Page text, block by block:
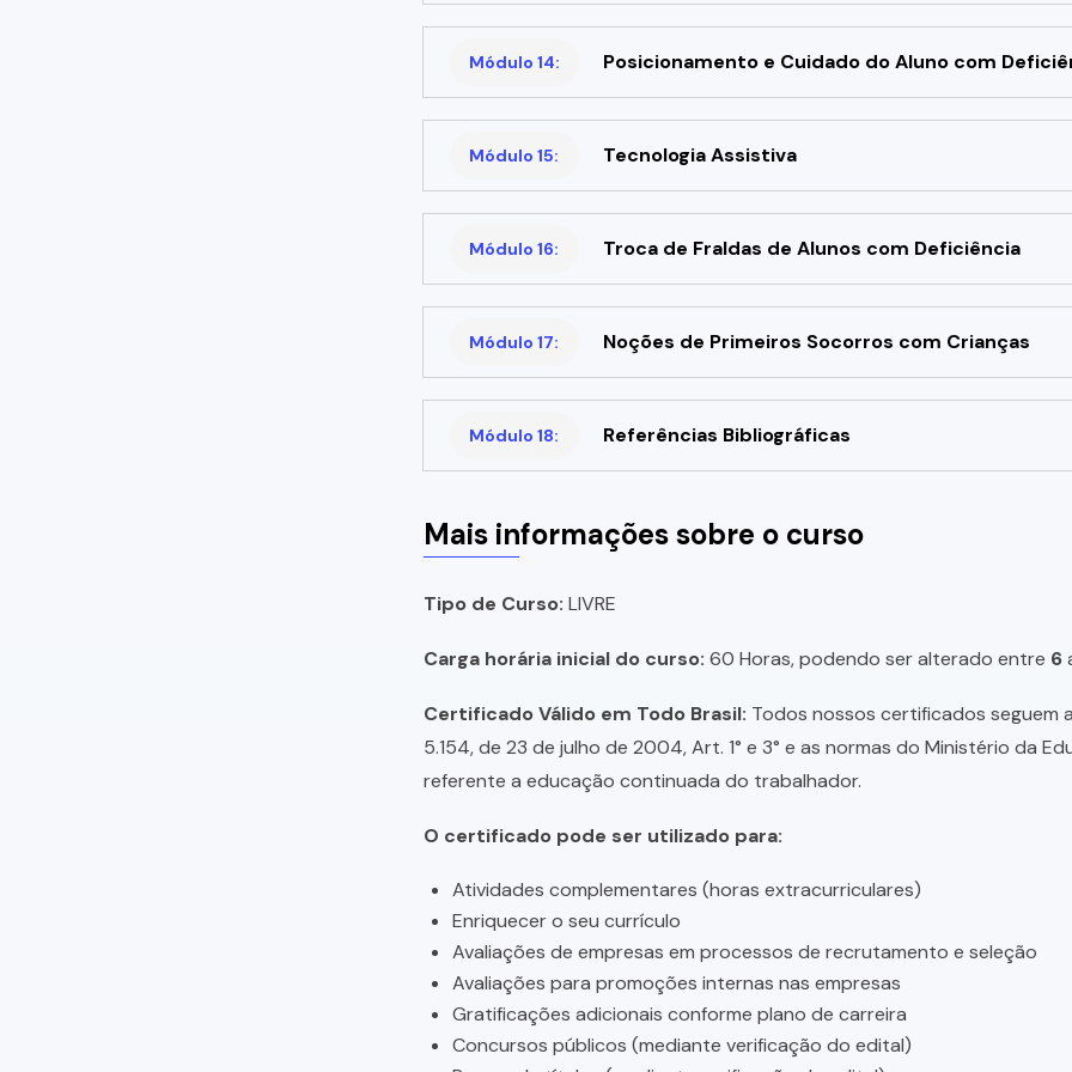
Módulo 14: Posicionamento e Cuidado do Aluno com
Módulo 15: Tecnologia Assistiva
Módulo 16: Troca de Fraldas de Alunos com Deficiência
Módulo 17: Noções de Primeiros Socorros com Crianças
Módulo 18: Referências Bibliográficas
Mais informações sobre o curso
Tipo de Curso: LIVRE
Carga horária inicial do curso: 60 Horas, podendo ser alterado entre 6
Certificado Válido em Todo Brasil: Todos nossos certificados seguem
5.154, de 23 de julho de 2004, Art. 1° e 3° e as normas do Ministério da
referente a educação continuada do trabalhador.
O certificado pode ser utilizado para:
Atividades complementares (horas extracurriculares)
Enriquecer o seu currículo
Avaliações de empresas em processos de recrutamento e seleção
Avaliações para promoções internas nas empresas
Gratificações adicionais conforme plano de carreira
Concursos públicos (mediante verificação do edital)